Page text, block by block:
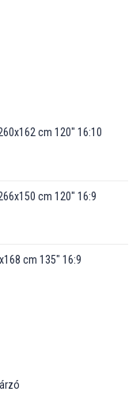
cm 120" 16:10
cm 120" 16:9
Ft.
cm 135" 16:9